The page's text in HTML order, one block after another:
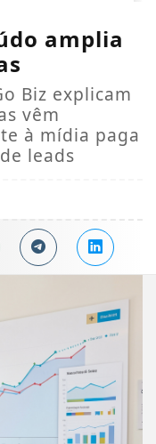
amplia
Biz explicam
vêm
à mídia paga
leads